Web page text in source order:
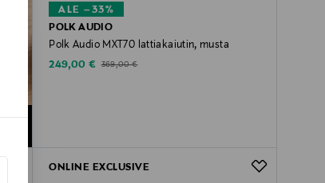
ALE –33%
POLK AUDIO
Polk Audio MXT70 lattiakaiutin, musta
Discounted Price
249,00 € Original Price
369,00 €
ONLINE EXCLUSIVE